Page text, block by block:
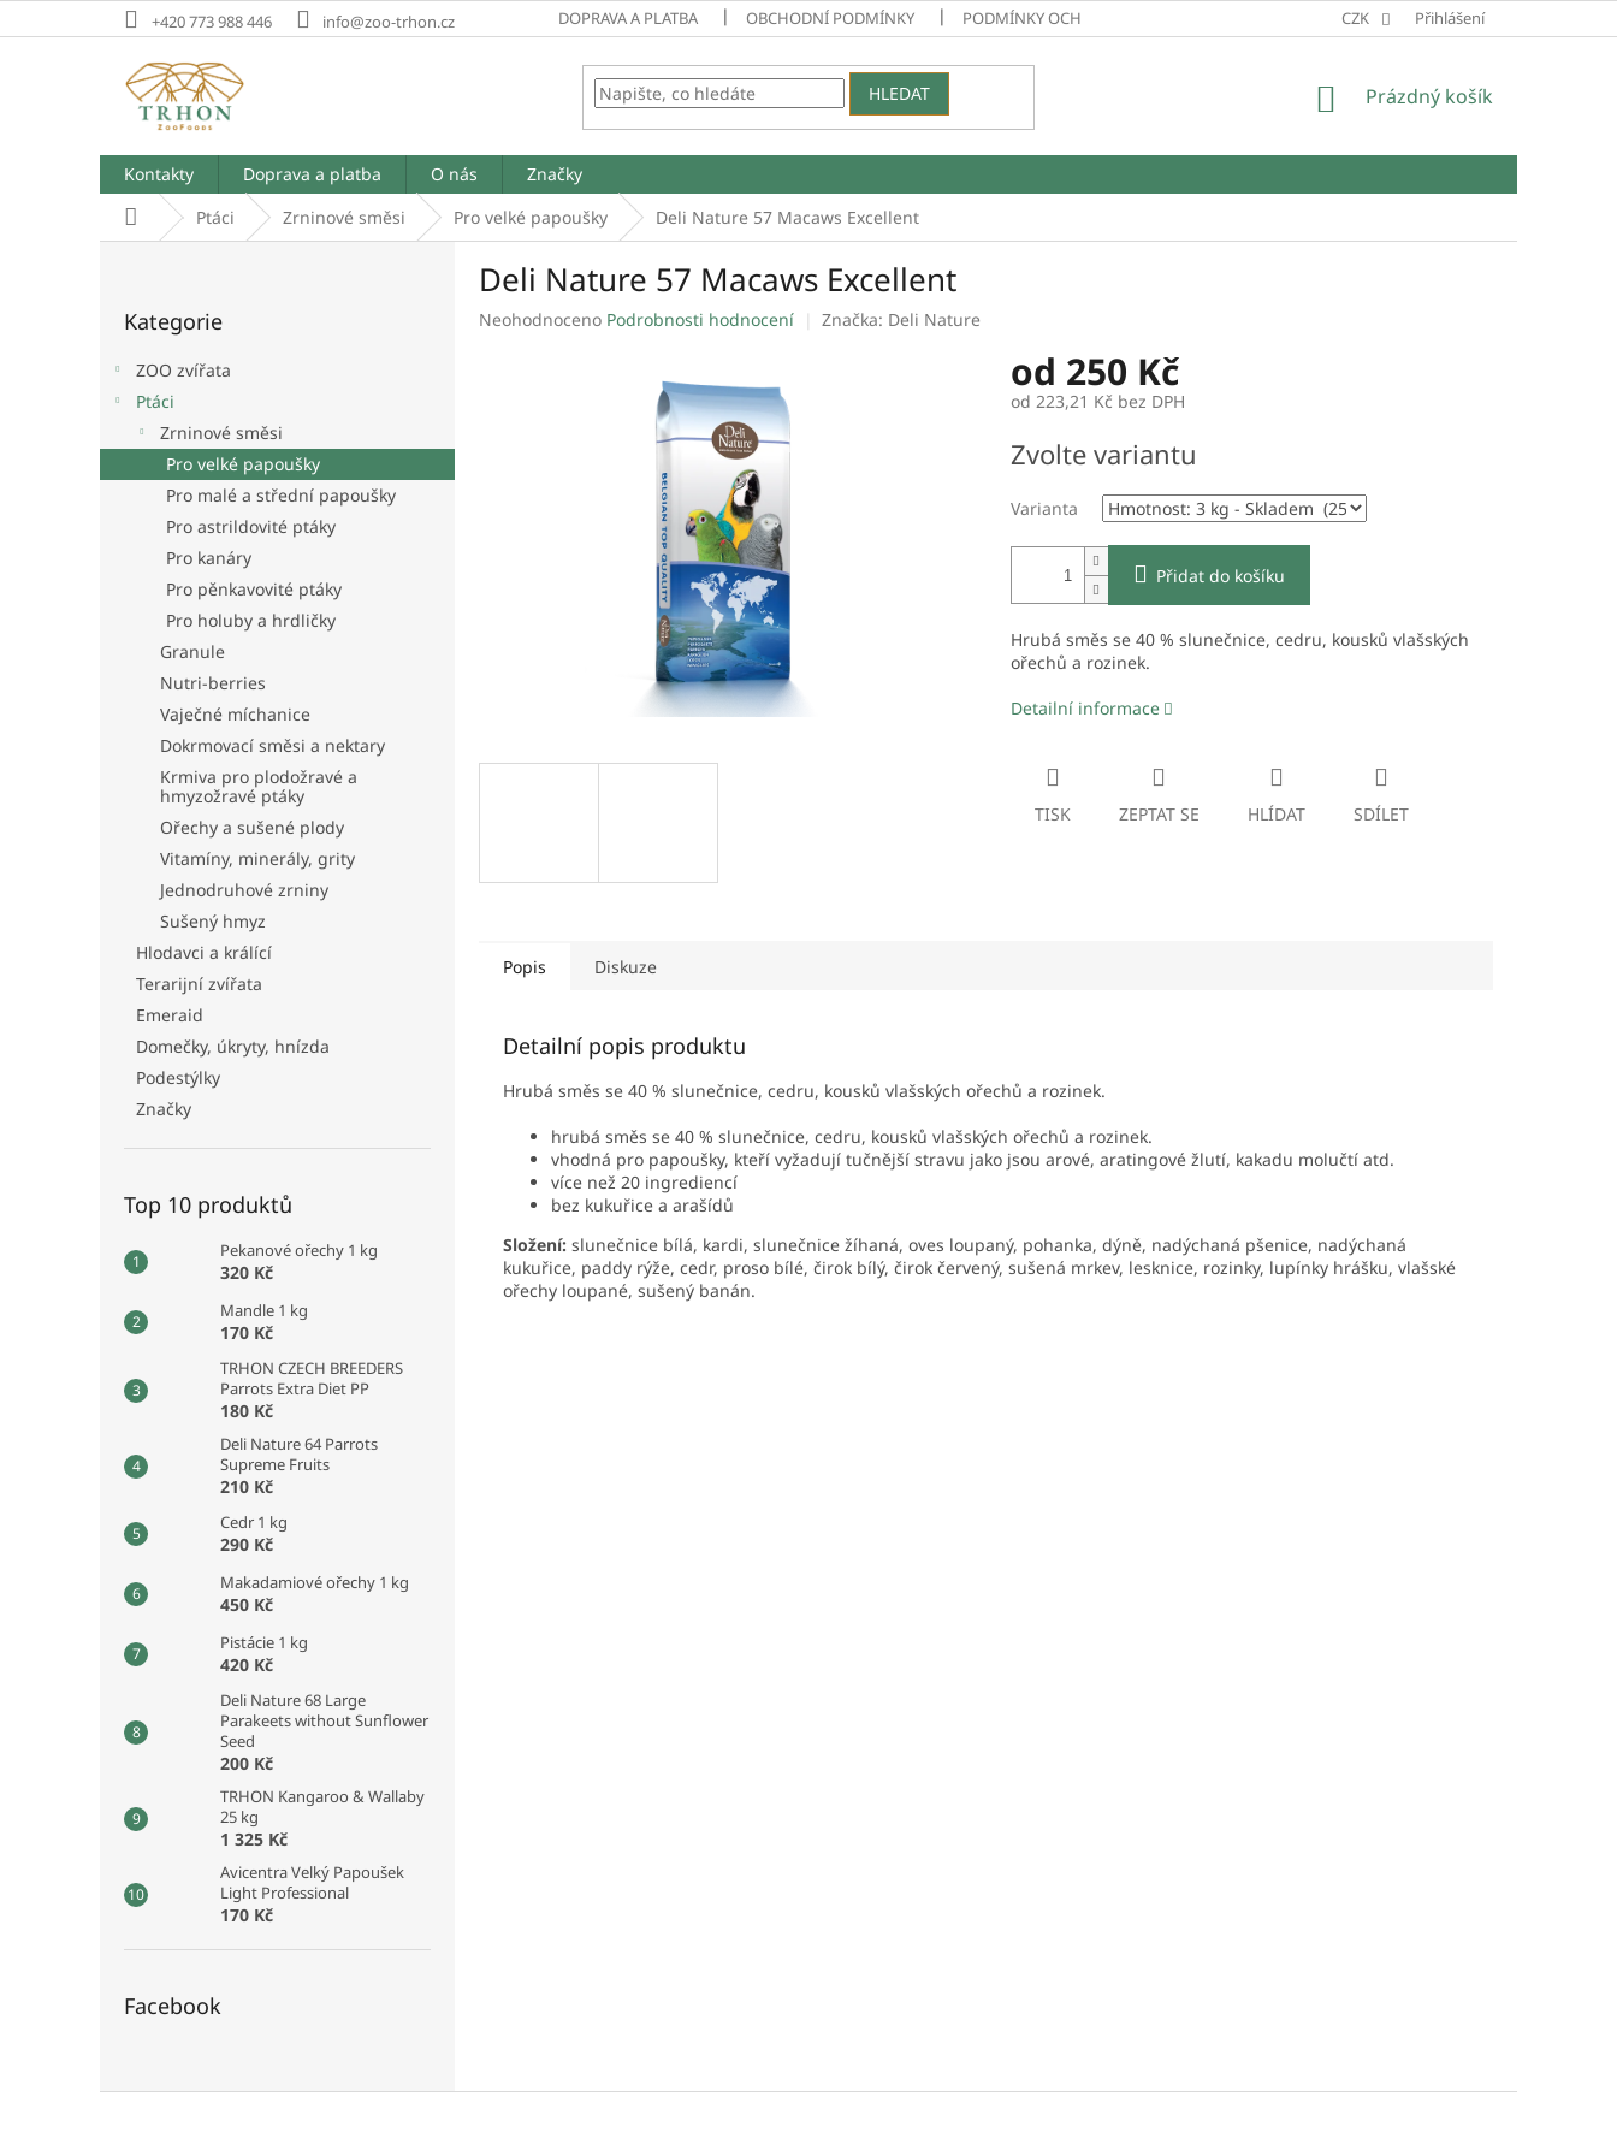
na
+420 773 988 446 info@zoo-trhon.cz DOPRAVA A PLATBA OBCHODNÍ PODMÍNKY PODMÍNKY OCHRANY OSOBNÍCH ÚDAJŮ CZK Přihlášení
HLEDAT
NÁKUPNÍ
Prázdný košík
Kontakty Doprava a platba O nás
Značky
Domů Ptáci Zrninové směsi Pro velké papoušky Deli Nature 57 Macaws Excellent
kategorie
Kategorie
ZOO zvířata
Ptáci
Zrninové směsi
Pro velké papoušky
Pro malé a střední papoušky
Pro astrildovité ptáky
Pro kanáry
Pro pěnkavovité ptáky
Pro holuby a hrdličky
Granule
Nutri-berries
Vaječné míchanice
Dokrmovací směsi a nektary
Krmiva pro plodožravé a
hmyzožravé ptáky
Ořechy a sušené plody
Vitamíny, minerály, grity
Jednodruhové zrniny
Sušený hmyz
Hlodavci a králící
Terarijní zvířata
Emeraid
Domečky, úkryty, hnízda
Podestýlky
Značky
Top 10 produktů
Pekanové ořechy 1 kg
320 Kč
Mandle 1 kg
170 Kč
TRHON CZECH BREEDERS
Parrots Extra Diet PP
180 Kč
Deli Nature 64 Parrots
Supreme Fruits
210 Kč
Cedr 1 kg
290 Kč
Makadamiové ořechy 1 kg
450 Kč
Pistácie 1 kg
420 Kč
Deli Nature 68 Large
Parakeets without Sunflower
Seed
200 Kč
TRHON Kangaroo & Wallaby
25 kg
1 325 Kč
Avicentra Velký Papoušek
Light Professional
170 Kč
Facebook
Deli Nature 57 Macaws Excellent
Průměrné
Neohodnoceno Podrobnosti hodnocení Značka: Deli Nature
od 250 Kč
od 223,21 Kč bez DPH
cena:
Zvolte variantu
Varianta
Přidat do košíku
Hrubá směs se 40 % slunečnice, cedru, kousků vlašských
ořechů a rozinek.
Detailní informace
TISK ZEPTAT SE HLÍDAT SDÍLET
Popis Diskuze
Detailní popis produktu
Hrubá směs se 40 % slunečnice, cedru, kousků vlašských ořechů a rozinek.
hrubá směs se 40 % slunečnice, cedru, kousků vlašských ořechů a rozinek.
vhodná pro papoušky, kteří vyžadují tučnější stravu jako jsou arové, aratingové žlutí, kakadu molučtí atd.
více než 20 ingrediencí
bez kukuřice a arašídů
Složení: slunečnice bílá, kardi, slunečnice žíhaná, oves loupaný, pohanka, dýně, nadýchaná pšenice, nadýchaná
kukuřice, paddy rýže, cedr, proso bílé, čirok bílý, čirok červený, sušená mrkev, lesknice, rozinky, lupínky hrášku, vlašské
ořechy loupané, sušený banán.